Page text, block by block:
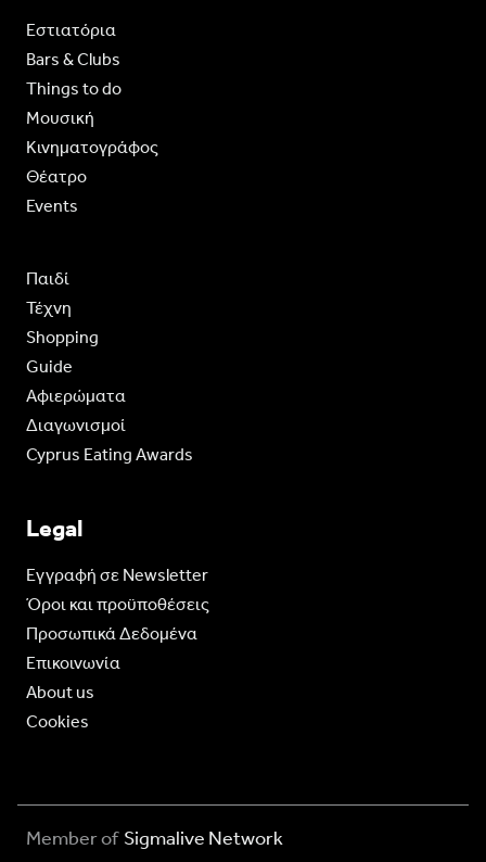
Εστιατόρια
Bars & Clubs
Things to do
Moυσική
Κινηματογράφος
Θέατρο
Events
Παιδί
Τέχνη
Shopping
Guide
Aφιερώματα
Διαγωνισμοί
Cyprus Eating Awards
Legal
Eγγραφή σε Newsletter
Όροι και προϋποθέσεις
Προσωπικά Δεδομένα
Επικοινωνία
About us
Cookies
Member of Sigmalive Network